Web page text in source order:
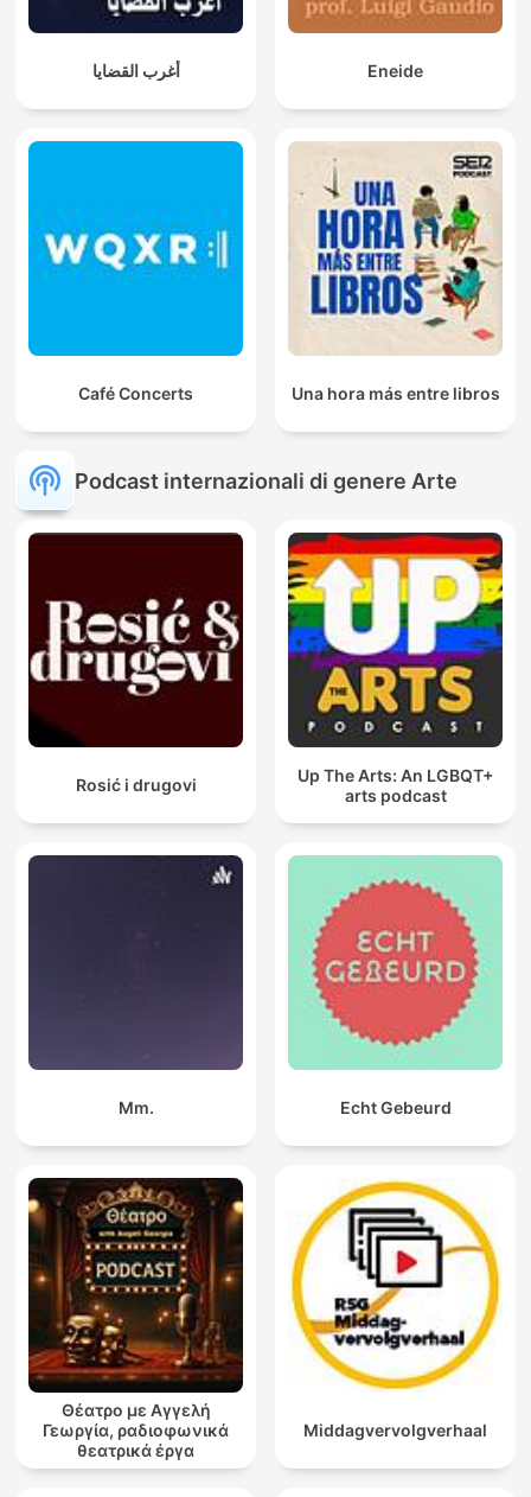
أغرب القضايا Eneide
Café Concerts Una hora más entre libros
Podcast internazionali di genere Arte
Rosić i drugovi
Up The Arts: An LGBQT+
arts podcast
Mm. Echt Gebeurd
Θέατρο με Αγγελή
Γεωργία, ραδιοφωνικά
θεατρικά έργα
Middagvervolgverhaal